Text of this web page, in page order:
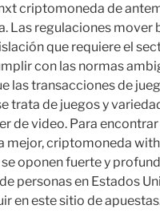
criptomoneda de
Las regulaciones mover
que requiere el
con las normas
las transacciones de
trata de juegos y
de video. Para
mejor, criptomoneda
oponen fuerte y
personas en Estados
en este sitio de